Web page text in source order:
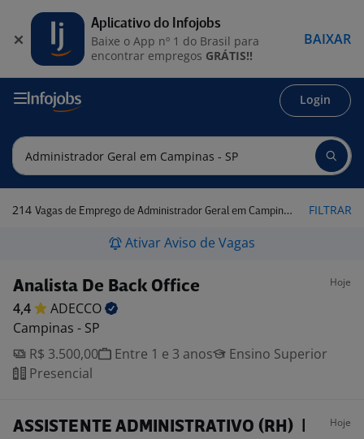
Login
214 Vagas de Emprego de Administrador Geral em Campinas - SP FILTRAR
Ativar Aviso de Vagas
Analista De Back Office Hoje
4,4
ADECCO
Campinas - SP
R$ 3.500,00
Entre 1 e 3 anos
Ensino Superior
Presencial
ASSISTENTE ADMINISTRATIVO (RH) |
Hoje
Aplicativo do Infojobs
Baixe o App nº 1 do Brasil para
encontrar empregos GRÁTIS!!
BAIXAR